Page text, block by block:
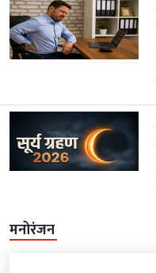
मनोरंजन